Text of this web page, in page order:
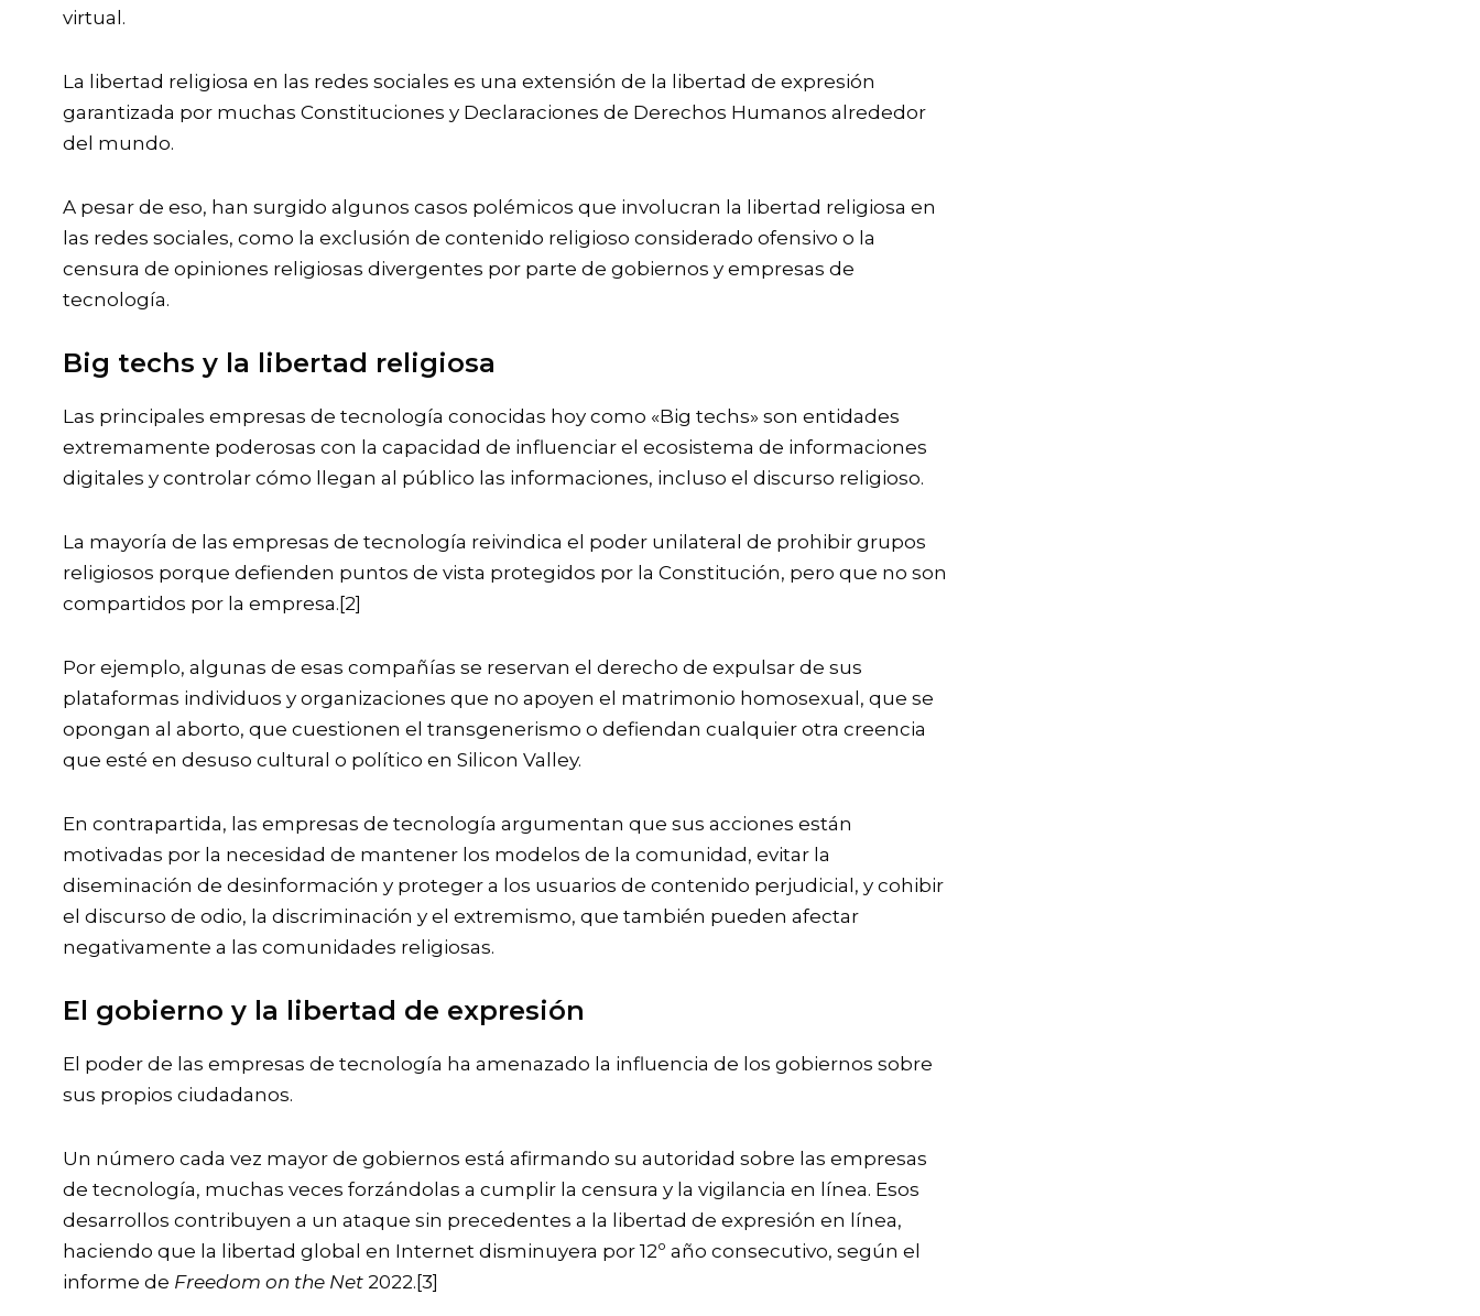
virtual.
La libertad religiosa en las redes sociales es una extensión de la libertad de expresión
garantizada por muchas Constituciones y Declaraciones de Derechos Humanos alrededor
del mundo.
A pesar de eso, han surgido algunos casos polémicos que involucran la libertad religiosa en
las redes sociales, como la exclusión de contenido religioso considerado ofensivo o la
censura de opiniones religiosas divergentes por parte de gobiernos y empresas de
tecnología.
Big techs y la libertad religiosa
Las principales empresas de tecnología conocidas hoy como «Big techs» son entidades
extremamente poderosas con la capacidad de influenciar el ecosistema de informaciones
digitales y controlar cómo llegan al público las informaciones, incluso el discurso religioso.
La mayoría de las empresas de tecnología reivindica el poder unilateral de prohibir grupos
religiosos porque defienden puntos de vista protegidos por la Constitución, pero que no son
compartidos por la empresa. [2]
Por ejemplo, algunas de esas compañías se reservan el derecho de expulsar de sus
plataformas individuos y organizaciones que no apoyen el matrimonio homosexual, que se
opongan al aborto, que cuestionen el transgenerismo o defiendan cualquier otra creencia
que esté en desuso cultural o político en Silicon Valley.
En contrapartida, las empresas de tecnología argumentan que sus acciones están
motivadas por la necesidad de mantener los modelos de la comunidad, evitar la
diseminación de desinformación y proteger a los usuarios de contenido perjudicial, y cohibir
el discurso de odio, la discriminación y el extremismo, que también pueden afectar
negativamente a las comunidades religiosas.
El gobierno y la libertad de expresión
El poder de las empresas de tecnología ha amenazado la influencia de los gobiernos sobre
sus propios ciudadanos.
Un número cada vez mayor de gobiernos está afirmando su autoridad sobre las empresas
de tecnología, muchas veces forzándolas a cumplir la censura y la vigilancia en línea. Esos
desarrollos contribuyen a un ataque sin precedentes a la libertad de expresión en línea,
haciendo que la libertad global en Internet disminuyera por 12º año consecutivo, según el
informe de Freedom on the Net 2022. [3]